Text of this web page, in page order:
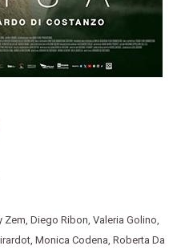
Zem Diego Ribon Valeria Golino
Monica Codena Roberta Da